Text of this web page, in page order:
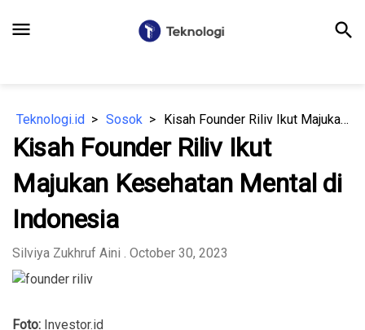
menu search
Teknologi.id Sosok Kisah Founder Riliv Ikut Majukan Kesehatan Mental di Indonesia
Kisah Founder Riliv Ikut
Majukan Kesehatan Mental di
Indonesia
Silviya Zukhruf Aini . October 30, 2023
Foto: Investor.id